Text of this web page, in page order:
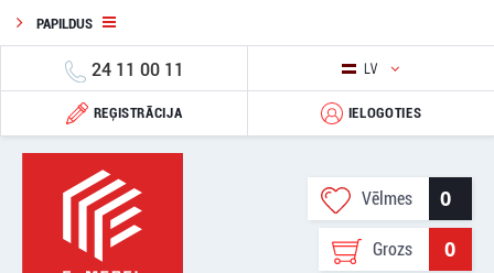
PAPILDUS
24 11 00 11 LV
REĢISTRĀCIJA IELOGOTIES
Vēlmes 0
Grozs 0